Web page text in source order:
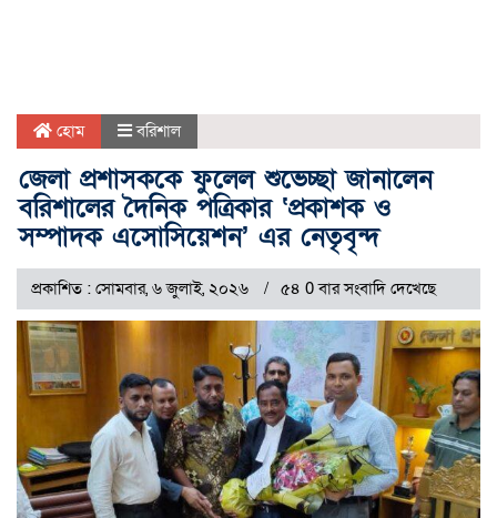
হোম বরিশাল
জেলা প্রশাসককে ফুলেল শুভেচ্ছা জানালেন
বরিশালের দৈনিক পত্রিকার ‘প্রকাশক ও
সম্পাদক এসোসিয়েশন’ এর নেতৃবৃন্দ
প্রকাশিত : সোমবার, ৬ জুলাই, ২০২৬ ৫৪ 0 বার সংবাদি দেখেছে